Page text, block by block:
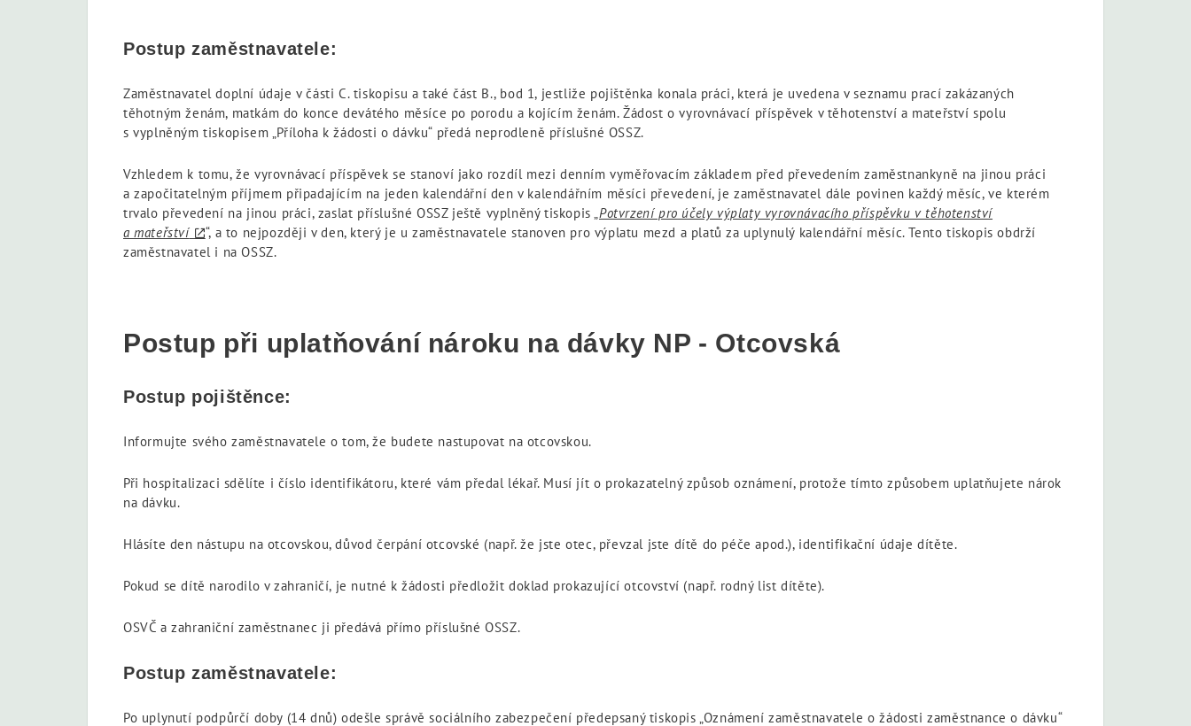
Postup zaměstnavatele:
Zaměstnavatel doplní údaje v části C. tiskopisu a také část B., bod 1, jestliže pojištěnka konala práci, která je uvedena v seznamu prací zakázaných
těhotným ženám, matkám do konce devátého měsíce po porodu a kojícím ženám. Žádost o vyrovnávací příspěvek v těhotenství a mateřství spolu
s vyplněným tiskopisem „Příloha k žádosti o dávku“ předá neprodleně příslušné OSSZ.
Vzhledem k tomu, že vyrovnávací příspěvek se stanoví jako rozdíl mezi denním vyměřovacím základem před převedením zaměstnankyně na jinou práci
a započitatelným příjmem připadajícím na jeden kalendářní den v kalendářním měsíci převedení, je zaměstnavatel dále povinen každý měsíc, ve kterém
trvalo převedení na jinou práci, zaslat příslušné OSSZ ještě vyplněný tiskopis „Potvrzení pro účely výplaty vyrovnávacího příspěvku v těhotenství
a mateřství
“, a to nejpozději v den, který je u zaměstnavatele stanoven pro výplatu mezd a platů za uplynulý kalendářní měsíc. Tento tiskopis obdrží
zaměstnavatel i na OSSZ.
Postup při uplatňování nároku na dávky NP - Otcovská
Postup pojištěnce:
Informujte svého zaměstnavatele o tom, že budete nastupovat na otcovskou.
Při hospitalizaci sdělíte i číslo identifikátoru, které vám předal lékař. Musí jít o prokazatelný způsob oznámení, protože tímto způsobem uplatňujete nárok
na dávku.
Hlásíte den nástupu na otcovskou, důvod čerpání otcovské (např. že jste otec, převzal jste dítě do péče apod.), identifikační údaje dítěte.
Pokud se dítě narodilo v zahraničí, je nutné k žádosti předložit doklad prokazující otcovství (např. rodný list dítěte).
OSVČ a zahraniční zaměstnanec ji předává přímo příslušné OSSZ.
Postup zaměstnavatele:
Po uplynutí podpůrčí doby (14 dnů) odešle správě sociálního zabezpečení předepsaný tiskopis „Oznámení zaměstnavatele o žádosti zaměstnance o dávku“